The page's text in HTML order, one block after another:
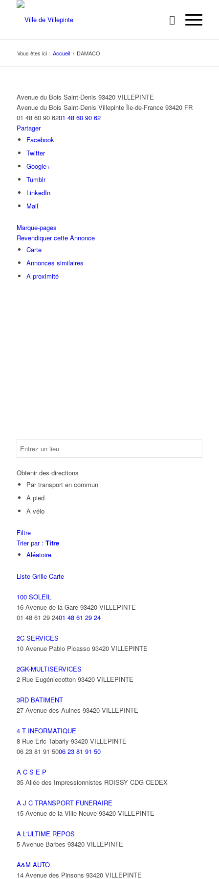
Vous êtes ici : Accueil / DAMACO
Avenue du Bois Saint-Denis 93420 VILLEPINTE
Avenue du Bois Saint-Denis Villepinte Île-de-France 93420 FR
01 48 60 90 6201 48 60 90 62
Partager
Facebook
Twitter
Google+
Tumblr
LinkedIn
Mail
Marque-pages
Revendiquer cette Annonce
Carte
Annonces similaires
A proximité
Obtenir des directions
Par transport en commun
A pied
À vélo
Filtre
Trier par : Titre
Aléatoire
Liste Grille Carte
100 SOLEIL
16 Avenue de la Gare 93420 VILLEPINTE
01 48 61 29 2401 48 61 29 24
2C SERVICES
10 Avenue Pablo Picasso 93420 VILLEPINTE
2GK-MULTISERVICES
2 Rue Eugéniecotton 93420 VILLEPINTE
3RD BATIMENT
27 Avenue des Aulnes 93420 VILLEPINTE
4 T INFORMATIQUE
8 Rue Eric Tabarly 93420 VILLEPINTE
06 23 81 91 5006 23 81 91 50
A C S E P
35 Allée des Impressionnistes ROISSY CDG CEDEX
A J C TRANSPORT FUNERAIRE
15 Avenue de la Ville Neuve 93420 VILLEPINTE
A L'ULTIME REPOS
5 Avenue Barbes 93420 VILLEPINTE
A&M AUTO
14 Avenue des Pinsons 93420 VILLEPINTE